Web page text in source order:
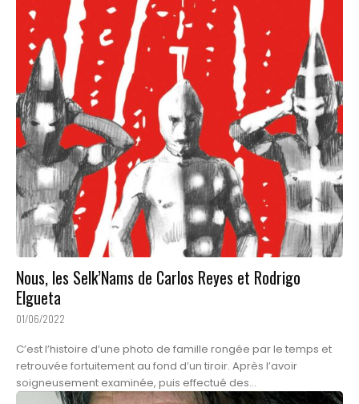
Nous, les Selk’Nams de Carlos Reyes et Rodrigo
Elgueta
01/06/2022
C’est l’histoire d’une photo de famille rongée par le temps et
retrouvée fortuitement au fond d’un tiroir. Après l’avoir
soigneusement examinée, puis effectué des...